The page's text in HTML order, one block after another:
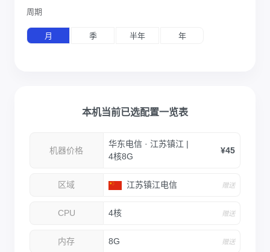
周期
月 季 半年 年
本机当前已选配置一览表
机器价格
华东电信 · 江苏镇江 |
4核8G
¥45
区域 江苏镇江电信 赠送
CPU 4核 赠送
内存 8G 赠送